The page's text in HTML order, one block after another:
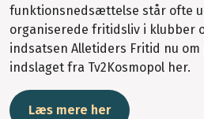
funktionsnedsættelse står ofte
organiserede fritidsliv i klubber
indsatsen Alletiders Fritid nu om
indslaget fra Tv2Kosmopol her.
Læs mere her